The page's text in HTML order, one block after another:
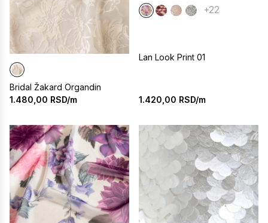
Bridal Žakard Organdin
1.480,00 RSD/m
+22
Lan Look Print 01
1.420,00 RSD/m